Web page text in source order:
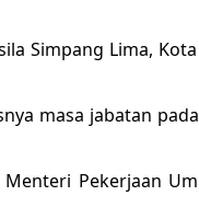
Simpang Lima,
masa jabatan
Pekerjaan